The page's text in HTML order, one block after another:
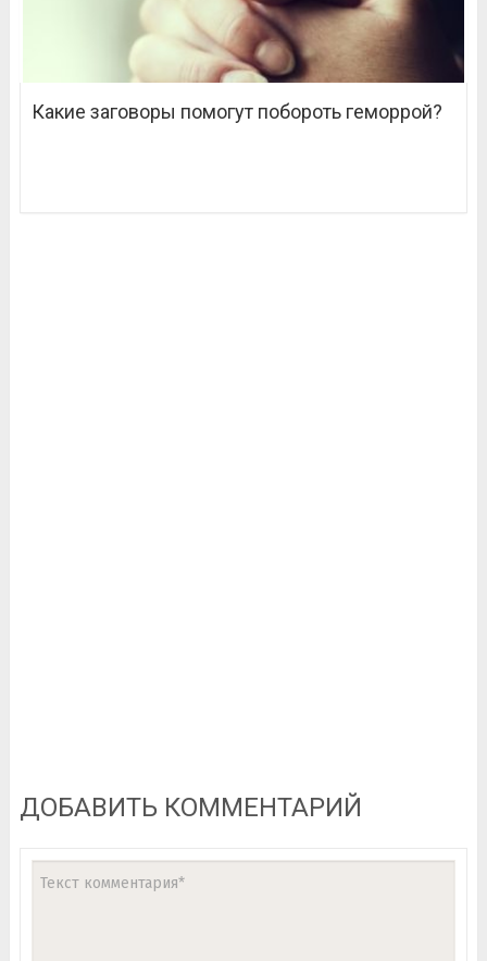
Какие заговоры помогут побороть геморрой?
ДОБАВИТЬ КОММЕНТАРИЙ